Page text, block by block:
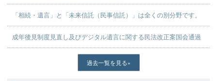
「相続・遺言」と「未来信託（民事信託）」は全くの別分野です。
成年後見制度見直し及びデジタル遺言に関する民法改正案国会通過
過去一覧を見る